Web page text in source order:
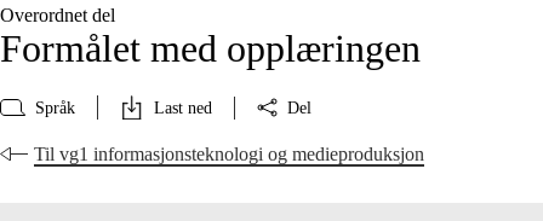
Overordnet del
Formålet med opplæringen
Språk Last ned Del
Til vg1 informasjonsteknologi og medieproduksjon